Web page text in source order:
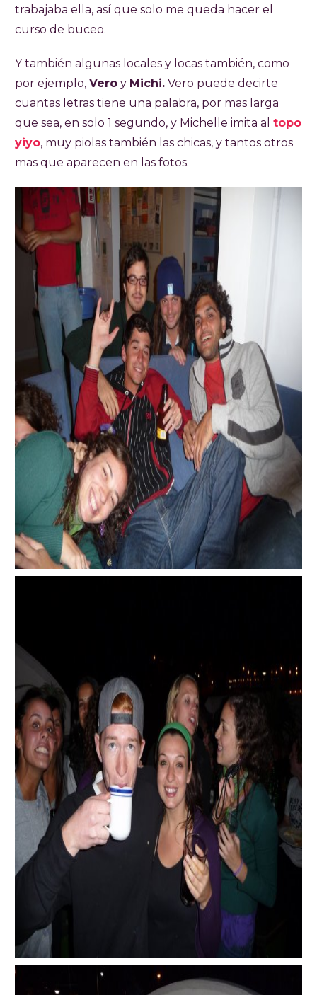
trabajaba ella, así que solo me queda hacer el
curso de buceo.
Y también algunas locales y locas también, como
por ejemplo, Vero y Michi. Vero puede decirte
cuantas letras tiene una palabra, por mas larga
que sea, en solo 1 segundo, y Michelle imita al topo
yiyo, muy piolas también las chicas, y tantos otros
mas que aparecen en las fotos.